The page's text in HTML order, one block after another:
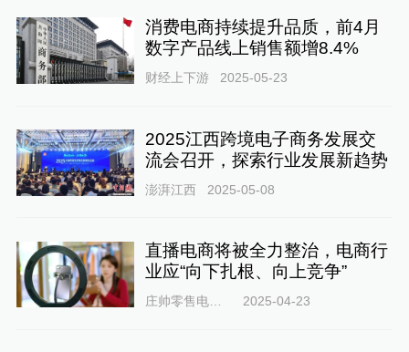
消费电商持续提升品质，前4月
数字产品线上销售额增8.4%
财经上下游 2025-05-23
2025江西跨境电子商务发展交
流会召开，探索行业发展新趋势
澎湃江西 2025-05-08
直播电商将被全力整治，电商行
业应“向下扎根、向上竞争”
庄帅零售电商频道 2025-04-23